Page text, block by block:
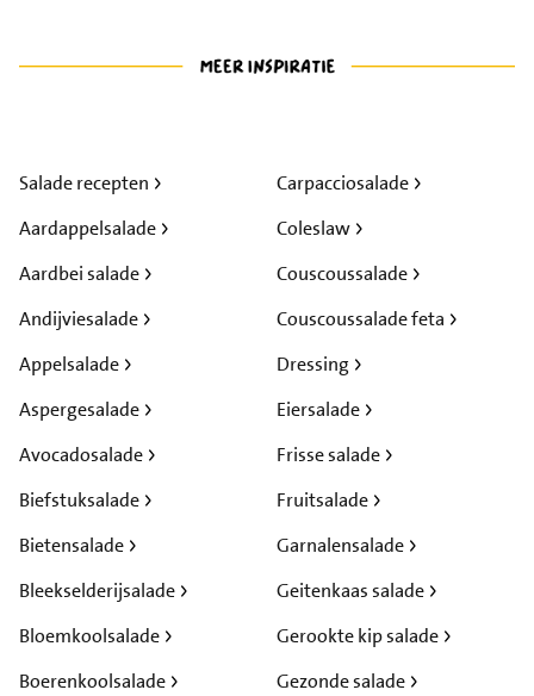
Salade recepten
Aardappelsalade
Aardbei salade
Andijviesalade
Appelsalade
Aspergesalade
Avocadosalade
Biefstuksalade
Bietensalade
Bleekselderijsalade
Bloemkoolsalade
Boerenkoolsalade
Carpacciosalade
Coleslaw
Couscoussalade
Couscoussalade feta
Dressing
Eiersalade
Frisse salade
Fruitsalade
Garnalensalade
Geitenkaas salade
Gerookte kip salade
Gezonde salade